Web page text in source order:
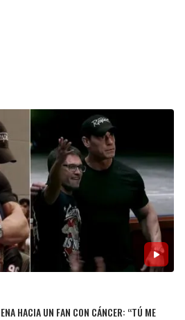
HACIA UN FAN CON CÁNCER: “TÚ ME